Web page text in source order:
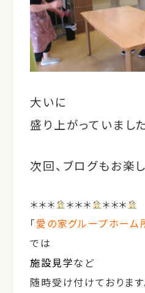
大いに
盛り上がっていました
次回、ブログもお楽
＊＊＊ ＊＊＊ ＊＊＊
「愛の家グループホーム
では
施設見学など
随時受け付けております